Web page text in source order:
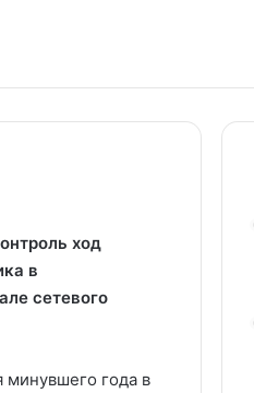
ход
в
сетевого
года в